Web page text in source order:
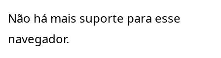
Pular
o
Não há mais suporte para esse
navegador.